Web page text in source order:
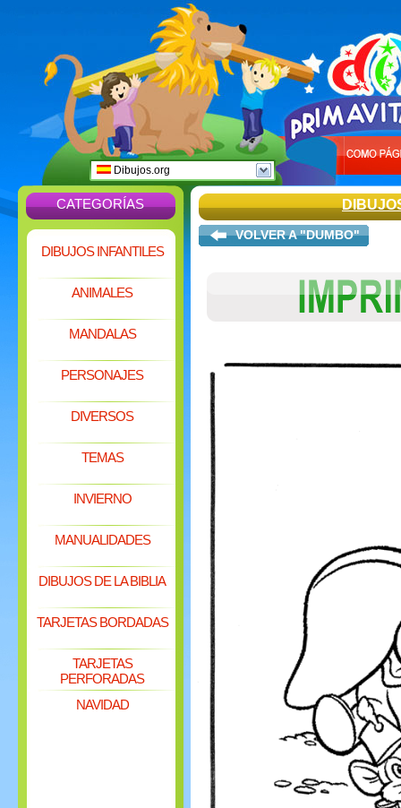
Dibujos.org
CATEGORÍAS
DIBUJOS INFANTILES
ANIMALES
MANDALAS
PERSONAJES
DIVERSOS
TEMAS
INVIERNO
MANUALIDADES
DIBUJOS DE LA BIBLIA
TARJETAS BORDADAS
TARJETAS
PERFORADAS
NAVIDAD
VOLVER A "DUMBO"